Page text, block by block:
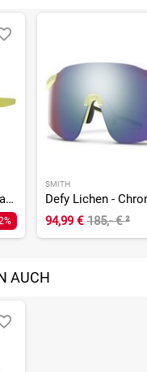
Terraforma Matte Cactus/Prizm Black
SMITH
94,99 € 185,- €²
AUCH